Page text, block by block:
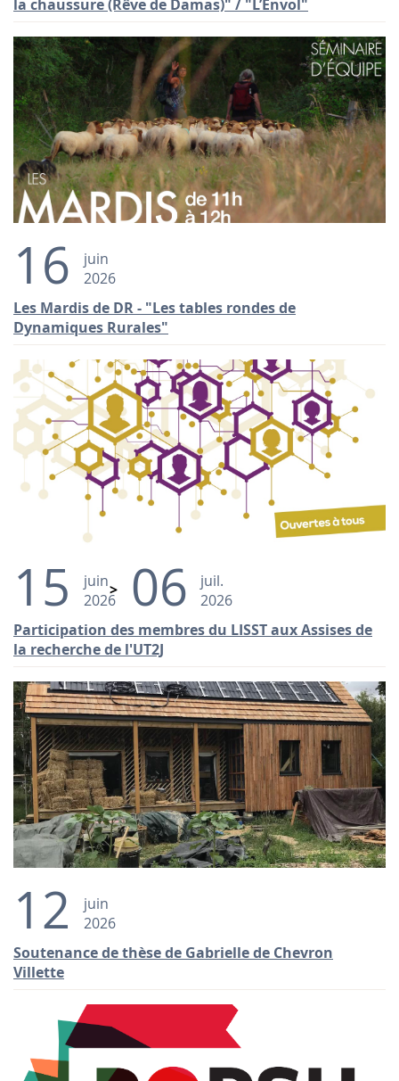
la chaussure (Rêve de Damas)" / "L’Envol"
16
juin
2026
Les Mardis de DR - "Les tables rondes de
Dynamiques Rurales"
15
juin
2026
06
juil.
2026
Participation des membres du LISST aux Assises de
la recherche de l'UT2J
12
juin
2026
Soutenance de thèse de Gabrielle de Chevron
Villette